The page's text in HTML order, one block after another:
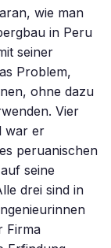
wie man
in Peru
seiner
Problem,
ohne dazu
Vier
war er
peruanischen
seine
drei sind in
Firma